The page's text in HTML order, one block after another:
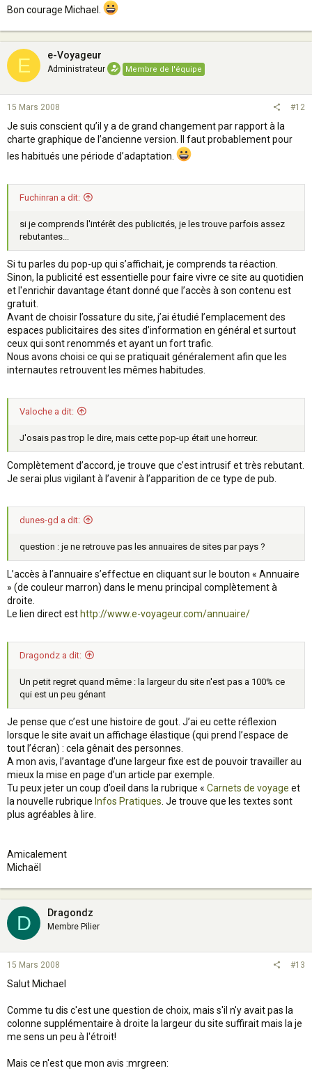
Bon courage Michael.
E e-Voyageur
Administrateur Membre de l'équipe
15 Mars 2008 #12
Je suis conscient qu’il y a de grand changement par rapport à la
charte graphique de l’ancienne version. Il faut probablement pour
les habitués une période d’adaptation.
Fuchinran a dit:
si je comprends l'intérêt des publicités, je les trouve parfois assez
rebutantes...
Si tu parles du pop-up qui s’affichait, je comprends ta réaction.
Sinon, la publicité est essentielle pour faire vivre ce site au quotidien
et l'enrichir davantage étant donné que l’accès à son contenu est
gratuit.
Avant de choisir l’ossature du site, j’ai étudié l’emplacement des
espaces publicitaires des sites d’information en général et surtout
ceux qui sont renommés et ayant un fort trafic.
Nous avons choisi ce qui se pratiquait généralement afin que les
internautes retrouvent les mêmes habitudes.
Valoche a dit:
J'osais pas trop le dire, mais cette pop-up était une horreur.
Complètement d’accord, je trouve que c’est intrusif et très rebutant.
Je serai plus vigilant à l’avenir à l’apparition de ce type de pub.
dunes-gd a dit:
question : je ne retrouve pas les annuaires de sites par pays ?
L’accès à l’annuaire s’effectue en cliquant sur le bouton « Annuaire
» (de couleur marron) dans le menu principal complètement à
droite.
Le lien direct est http://www.e-voyageur.com/annuaire/
Dragondz a dit:
Un petit regret quand même : la largeur du site n'est pas a 100% ce
qui est un peu génant
Je pense que c’est une histoire de gout. J’ai eu cette réflexion
lorsque le site avait un affichage élastique (qui prend l’espace de
tout l’écran) : cela gênait des personnes.
A mon avis, l’avantage d’une largeur fixe est de pouvoir travailler au
mieux la mise en page d’un article par exemple.
Tu peux jeter un coup d’oeil dans la rubrique « Carnets de voyage et
la nouvelle rubrique Infos Pratiques . Je trouve que les textes sont
plus agréables à lire.
Amicalement
Michaël
D Dragondz
Membre Pilier
15 Mars 2008 #13
Salut Michael
Comme tu dis c'est une question de choix, mais s'il n'y avait pas la
colonne supplémentaire à droite la largeur du site suffirait mais la je
me sens un peu à l'étroit!
Mais ce n'est que mon avis :mrgreen: